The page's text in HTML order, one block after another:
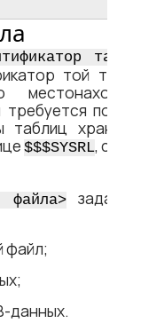
таблицы​>
той таблицы,
получить.
таблиц хранятся в
$$$SYSRL, столбец
файла​>
задает тип
файл;
данных.